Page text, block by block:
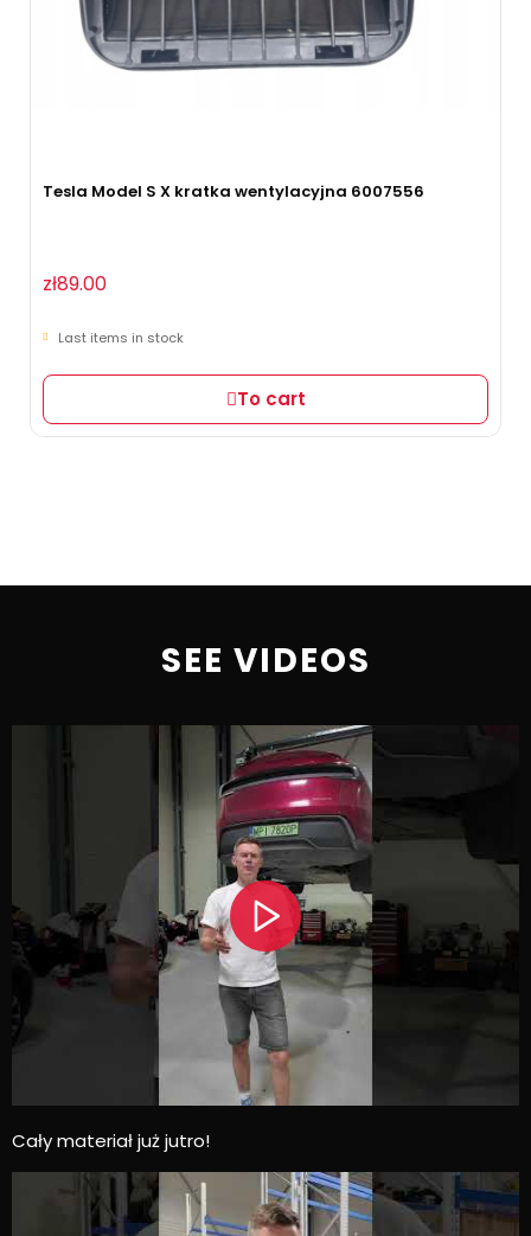
Tesla Model S X kratka wentylacyjna 6007556
zł89.00
Last items in stock
To cart
SEE VIDEOS
Cały materiał już jutro!